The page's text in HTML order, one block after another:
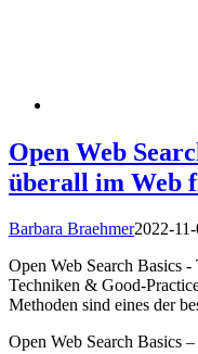
Open Web
überall im Web
Barbara Braehmer2022-
Open Web Search Basics
Techniken & Good-
Methoden sind eines der
Open Web Search Basics